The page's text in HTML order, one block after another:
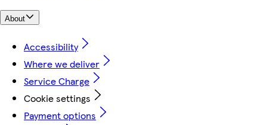
About
Accessibility
Where we deliver
Service Charge
Cookie settings
Payment options